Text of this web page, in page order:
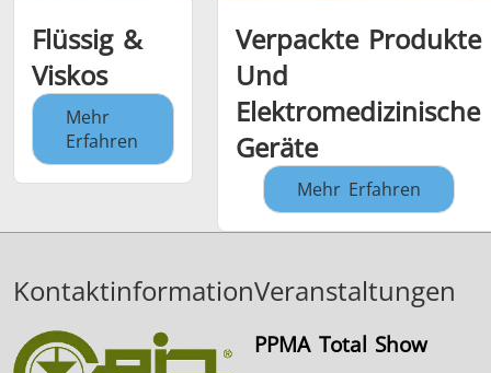
Flüssig &
Viskos
Mehr
Erfahren
Verpackte Produkte
Und
Elektromedizinische
Geräte
Mehr Erfahren
KontaktinformationVeranstaltungen
PPMA Total Show